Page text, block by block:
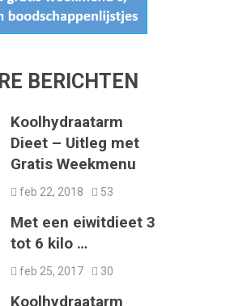
BERICHTEN
Koolhydraatarm
Dieet – Uitleg met
Gratis Weekmenu
feb 22, 2018 53
Met een eiwitdieet 3
tot 6 kilo …
feb 25, 2017 30
Koolhydraatarm